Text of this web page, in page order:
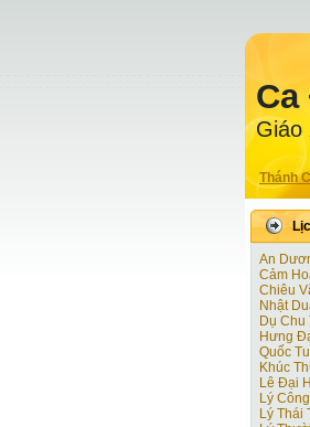
Giáo
Thánh
An
Cảm
Chiêu
Nhật
Dụ Chu
Hưng
Quốc
Khúc
Lê Đại
Lý
Lý Thái